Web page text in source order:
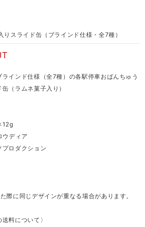
りスライド缶（ブラインド仕様・全7種）
インド仕様（全7種）の各駅停車おぱんちゅう
（ラムネ菓子入り）
12g
ウディア
ロダクション
際に同じデザインが重なる場合があります。
料について〉